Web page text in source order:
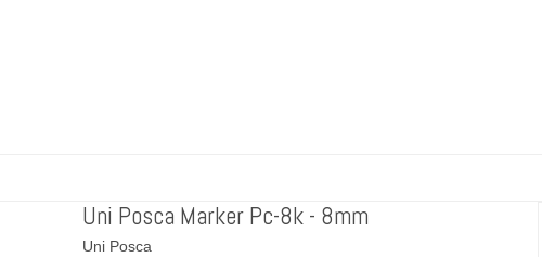
Uni Posca Marker Pc-8k - 8mm
Uni Posca